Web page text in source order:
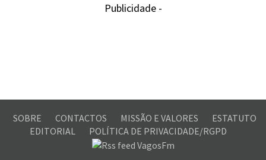
Publicidade -
SOBRE CONTACTOS MISSÃO E VALORES
ESTATUTO
EDITORIAL
POLÍTICA DE PRIVACIDADE/RGPD